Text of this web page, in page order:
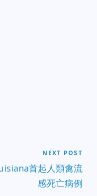
NEXT POST
首起人類禽流
感死亡病例